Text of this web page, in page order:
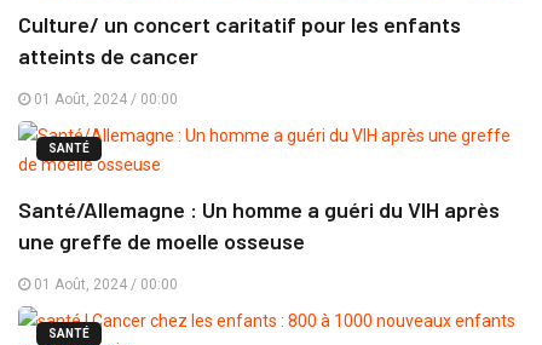
Culture/ un concert caritatif pour les enfants
atteints de cancer
01 Août, 2024 / 00:00
SANTÉ
Santé/Allemagne : Un homme a guéri du VIH après
une greffe de moelle osseuse
01 Août, 2024 / 00:00
SANTÉ